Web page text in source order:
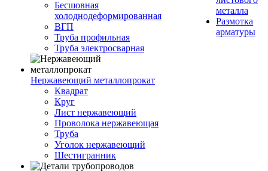
Бесшовная
холоднодеформированная
ВГП
Труба профильная
Труба электросварная
Нержавеющий металлопрокат
Квадрат
Круг
Лист нержавеющий
Проволока нержавеющая
Труба
Уголок нержавеющий
Шестигранник
металла
Размотка
арматуры